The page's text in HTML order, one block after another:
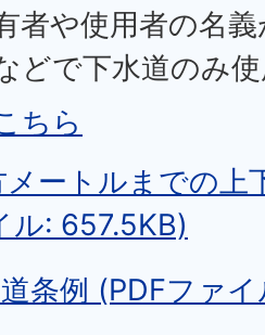
者や使用者の名
どで下水道のみ
ちら
メートルまでの上
ル: 657.5KB)
条例 (PDFファ